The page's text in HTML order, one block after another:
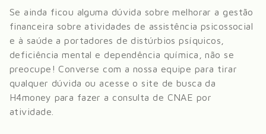
Se ainda ficou alguma dúvida sobre melhorar a gestão
financeira sobre atividades de assistência psicossocial
e à saúde a portadores de distúrbios psíquicos,
deficiência mental e dependência química , não se
preocupe! Converse com a nossa equipe para tirar
qualquer dúvida ou acesse o site de busca da
H4money para fazer a consulta de CNAE por
atividade.